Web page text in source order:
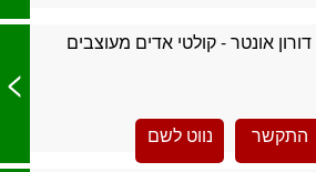
דורון אונטר - קולטי אדים מעוצבים
התקשר נווט לשם
>